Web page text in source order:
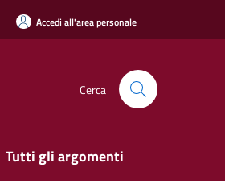
Accedi all'area personale
Cerca
Tutti gli argomenti